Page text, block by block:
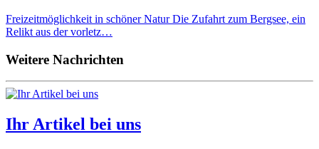
Freizeitmöglichkeit in schöner Natur Die Zufahrt zum Bergsee, ein
Relikt aus der vorletz…
Weitere Nachrichten
Ihr Artikel bei uns